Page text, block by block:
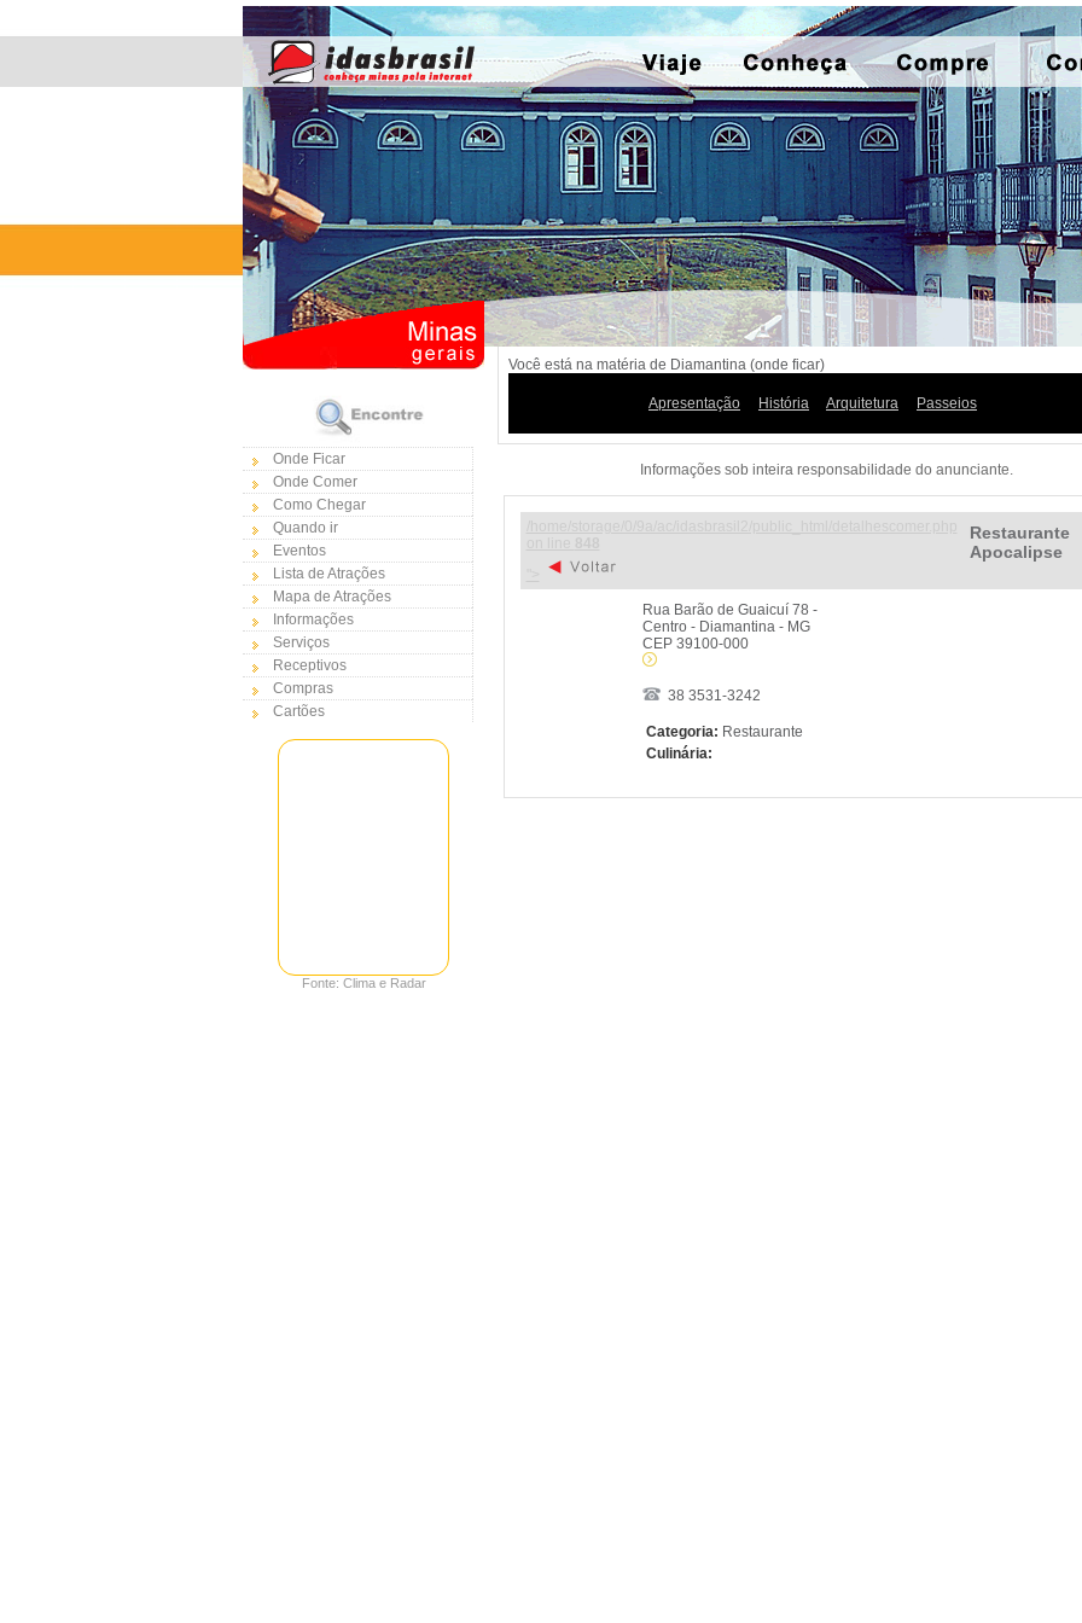
Onde Ficar
Onde Comer
Como Chegar
Quando ir
Eventos
Lista de Atrações
Mapa de Atrações
Informações
Serviços
Receptivos
Compras
Cartões
Fonte: Clima e Radar
Você está na matéria de Diamantina (onde ficar)
Apresentação História Arquitetura Passeios
Informações sob inteira responsabilidade do anunciante.
Restaurante
Apocalipse
Rua Barão de Guaicuí 78 -
Centro - Diamantina - MG
CEP 39100-000
38 3531-3242
Categoria: Restaurante
Culinária: